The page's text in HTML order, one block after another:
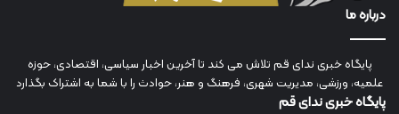
درباره ما
پایگاه خبری ندای قم تلاش می کند تا آخرین اخبار سیاسی، اقتصادی، حوزه
علمیه، ورزشی، مدیریت شهری، فرهنگ و هنر، حوادث را با شما به اشتراک بگذارد
پایگاه خبری ندای قم